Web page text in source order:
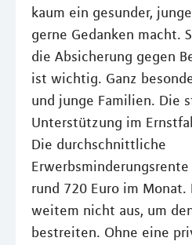
kaum ein gesunder,
gerne Gedanken macht.
die Absicherung gegen
ist wichtig. Ganz
und junge Familien. Die
Unterstützung im
Die durchschnittliche
rund 720 Euro im Monat.
weitem nicht aus, um
bestreiten. Ohne eine